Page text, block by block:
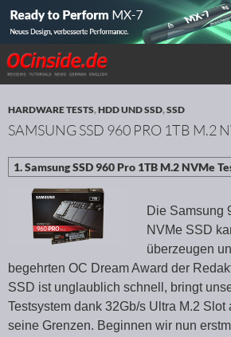
Redaktion ocinside.de PC
Suchen
ZUM INHALT SPRINGEN
HARDWARE TESTS,HDD UND SSD,SSD
SAMSUNG SSD 960 PRO 1TB M.2
Die Samsung
NVMe SSD
überzeugen
begehrten OC Dream Award der
SSD ist unglaublich schnell, bringt
Testsystem dank 32Gb/s Ultra M.2 Slot
seine Grenzen. Beginnen wir nun